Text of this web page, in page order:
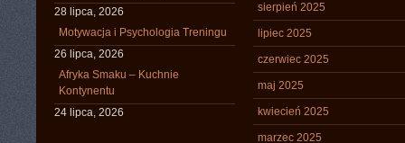
28 lipca, 2026
Motywacja i Psychologia Treningu
26 lipca, 2026
Afryka Smaku – Kuchnie
Kontynentu
24 lipca, 2026
sierpień 2025
lipiec 2025
czerwiec 2025
maj 2025
kwiecień 2025
marzec 2025